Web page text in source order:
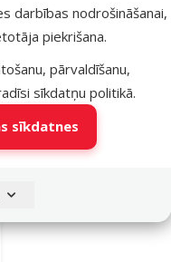
darbības nodrošināšanai,
piekrišana.
pārvaldīšanu,
sīkdatņu politikā.
sīkdatnes
grozam